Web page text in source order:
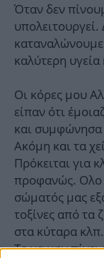
Όταν δεν
καταναλώνουμε
καλύτερη
Οι κόρες μου
είπαν ότι
και συμφώνησα
Ακόμη και τα
Πρόκειται για
προφανώς. Ολο
σώματός μας
τοξίνες από τα
στα κύταρα κλπ.
Το να μην πίνει